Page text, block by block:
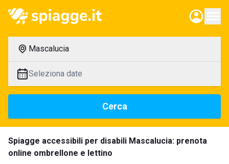
Mascalucia
Seleziona date
Cerca
Spiagge accessibili per disabili Mascalucia: prenota
online ombrellone e lettino